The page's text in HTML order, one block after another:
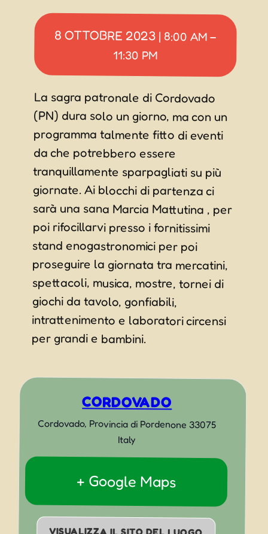
8 OTTOBRE 2023 | 8:00 AM –
11:30 PM
La sagra patronale di Cordovado
(PN) dura solo un giorno, ma con un
programma talmente fitto di eventi
da che potrebbero essere
tranquillamente sparpagliati su più
giornate. Ai blocchi di partenza ci
sarà una sana Marcia Mattutina , per
poi rifocillarvi presso i fornitissimi
stand enogastronomici per poi
proseguire la giornata tra mercatini,
spettacoli, musica, mostre, tornei di
giochi da tavolo, gonfiabili,
intrattenimento e laboratori circensi
per grandi e bambini.
CORDOVADO
Cordovado, Provincia di Pordenone 33075
Italy
+ Google Maps